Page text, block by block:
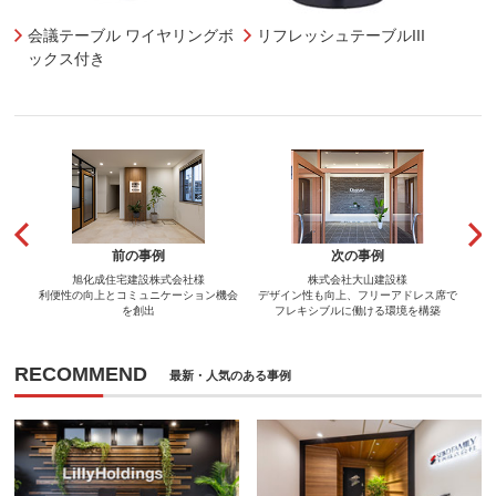
会議テーブル ワイヤリングボ
ックス付き
リフレッシュテーブルIII
前の事例
旭化成住宅建設株式会社様
利便性の向上とコミュニケーション機会
を創出
次の事例
株式会社大山建設様
デザイン性も向上、フリーアドレス席で
フレキシブルに働ける環境を構築
RECOMMEND 最新・人気のある事例